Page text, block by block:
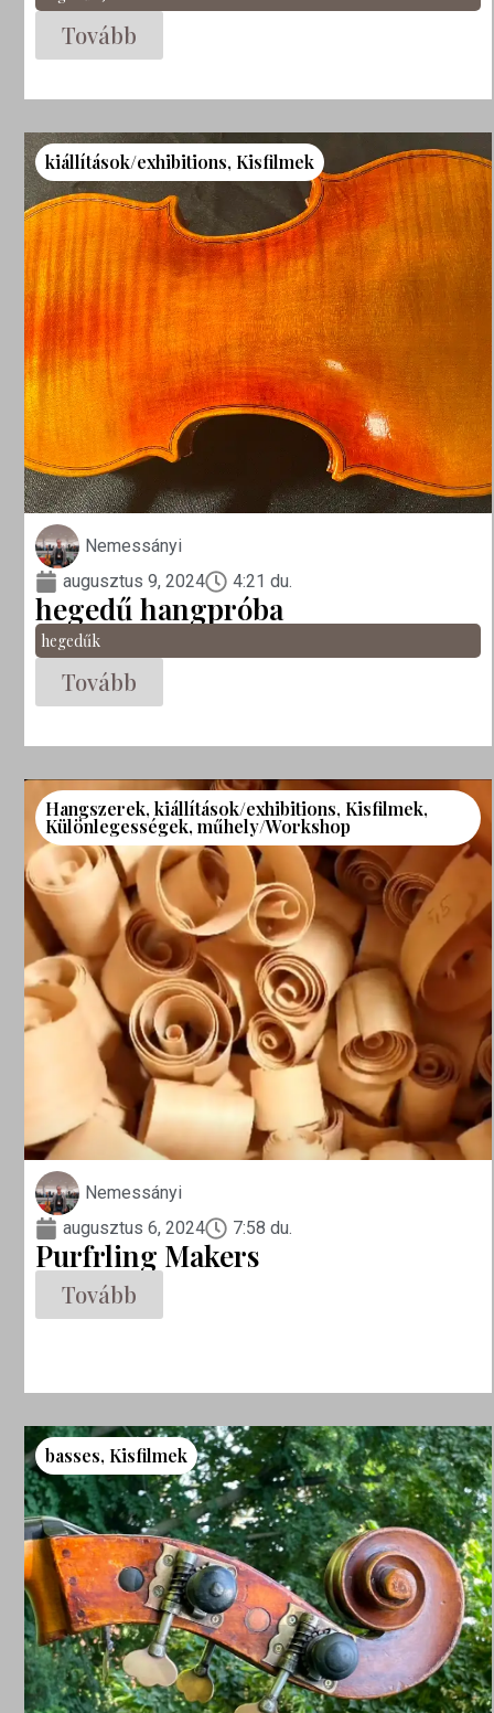
Tovább
kiállítások/exhibitions, Kisfilmek
Nemessányi
augusztus 9, 2024
4:21 du.
hegedű hangpróba
hegedűk
Tovább
Hangszerek,kiállítások/exhibitions, Kisfilmek,
Különlegességek,műhely/Workshop
Nemessányi
augusztus 6, 2024
7:58 du.
Purfrling Makers
Tovább
basses, Kisfilmek